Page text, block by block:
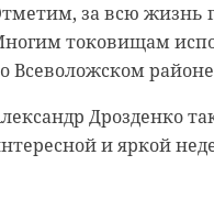
за всю жизнь
токовищам
Всеволожском
Дрозденко
и яркой
настоящий момент
В ближайшее
преступника: